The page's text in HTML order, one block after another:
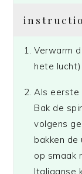
Verwarm
hete lucht).
Als eerste
Bak de
volgens
bakken
op smaak
Italiaanse